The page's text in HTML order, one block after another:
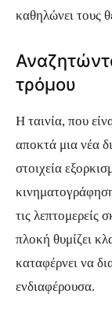
καθηλώνει τους
τρόμου
Η ταινία, που
αποκτά μια νέα
στοιχεία
τις λεπτομερείς
πλοκή θυμίζει
καταφέρνει να
ενδιαφέρουσα.